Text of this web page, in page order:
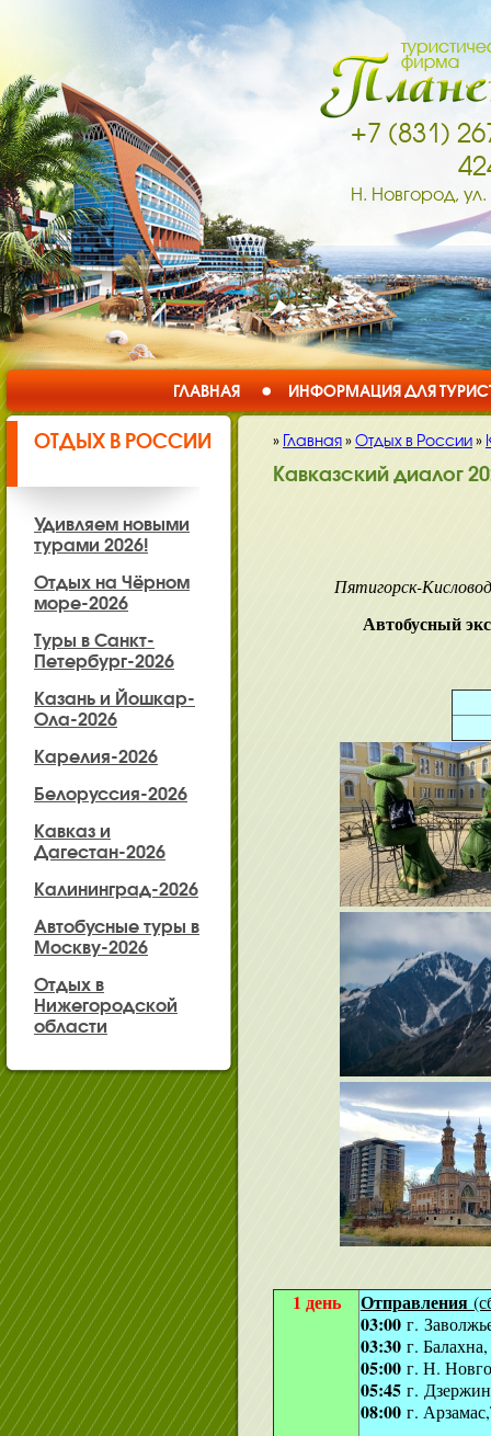
+7 (831)
Н. Новгород,
ГЛАВНАЯ ИНФОРМАЦИЯ ДЛЯ
ОТДЫХ В РОССИИ
Удивляем новыми
турами 2026!
Отдых на Чёрном
море-2026
Туры в Санкт-
Петербург-2026
Казань и Йошкар-
Ола-2026
Карелия-2026
Белоруссия-2026
Кавказ и
Дагестан-2026
Калининград-2026
Автобусные туры в
Москву-2026
Отдых в
Нижегородской
области
» Главная»Отдых в России»
Кавказский диалог
Пятигорск-
Автобусный
1 день Отправления
03:00 г.
03:30 г.
05:00 г. Н.
05:45 г.
08:00 г.